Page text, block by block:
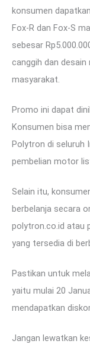
konsumen
Fox-R dan Fox-S
sebesar
canggih dan
masyarakat.
Promo ini dapat
Konsumen bisa
Polytron di seluruh
pembelian motor
Selain itu,
berbelanja secara
polytron.co.id atau
yang tersedia di
Pastikan untuk
yaitu mulai 20
mendapatkan
Jangan lewatkan